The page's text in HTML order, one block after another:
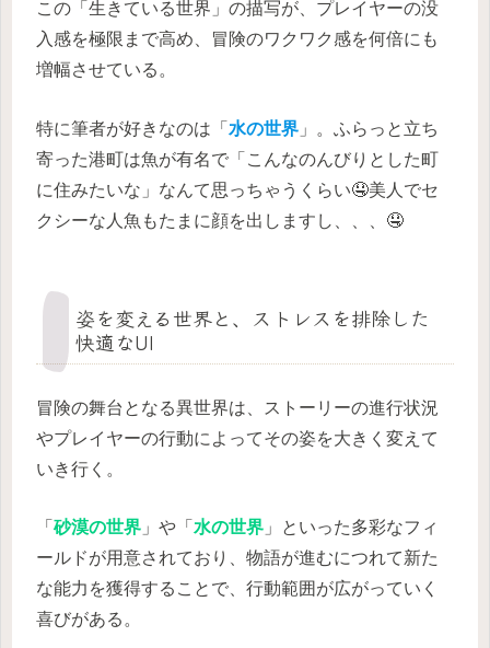
この「生きている世界」の描写が、プレイヤーの没
入感を極限まで高め、冒険のワクワク感を何倍にも
増幅させている。
特に筆者が好きなのは「 水の世界 」。ふらっと立ち
寄った港町は魚が有名で「こんなのんびりとした町
に住みたいな」なんて思っちゃうくらい🤤美人でセ
クシーな人魚もたまに顔を出しますし、、、🤤
姿を変える世界と、ストレスを排除した
快適なUI
冒険の舞台となる異世界は、ストーリーの進行状況
やプレイヤーの行動によってその姿を大きく変えて
いき行く。
「 砂漠の世界 」や「 水の世界 」といった多彩なフィ
ールドが用意されており、物語が進むにつれて新た
な能力を獲得することで、行動範囲が広がっていく
喜びがある。